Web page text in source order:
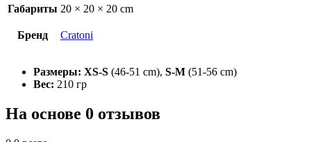
Габариты 20 × 20 × 20 cm
Бренд Cratoni
Размеры: XS-S (46-51 cm), S-M (51-56 cm)
Вес: 210 гр
На основе 0 отзывов